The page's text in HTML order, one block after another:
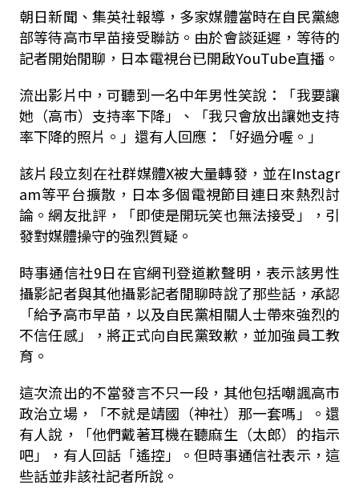
朝日新聞、集英社報導，多家媒體當時在自民黨總
部等待高市早苗接受聯訪。由於會談延遲，等待的
記者開始閒聊，日本電視台已開啟YouTube直播。
流出影片中，可聽到一名中年男性笑說：「我要讓
她（高市）支持率下降」、「我只會放出讓她支持
率下降的照片。」還有人回應：「好過分喔。」
該片段立刻在社群媒體X被大量轉發，並在Instagr
am等平台擴散，日本多個電視節目連日來熱烈討
論。網友批評，「即使是開玩笑也無法接受」，引
發對媒體操守的強烈質疑。
時事通信社9日在官網刊登道歉聲明，表示該男性
攝影記者與其他攝影記者閒聊時說了那些話，承認
「給予高市早苗，以及自民黨相關人士帶來強烈的
不信任感」，將正式向自民黨致歉，並加強員工教
育。
這次流出的不當發言不只一段，其他包括嘲諷高市
政治立場，「不就是靖國（神社）那一套嗎」。還
有人說，「他們戴著耳機在聽麻生（太郎）的指示
吧」，有人回話「遙控」。但時事通信社表示，這
些話並非該社記者所說。